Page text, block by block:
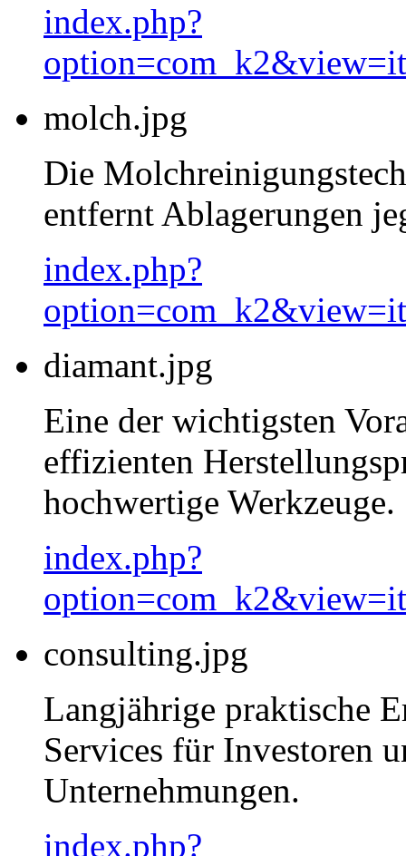
index.php?
molch.jpg
Die
entfernt Ablagerungen
index.php?
diamant.jpg
Eine der wichtigsten
effizienten
hochwertige Werkzeuge.
index.php?
consulting.jpg
Langjährige praktische
Services für Investoren
Unternehmungen.
index.php?